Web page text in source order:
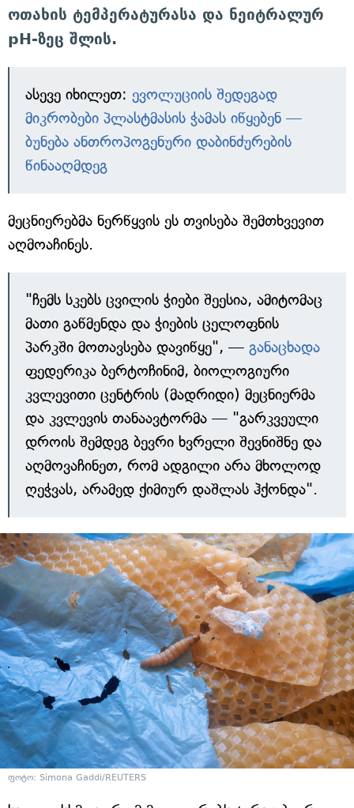
ოთახის ტემპერატურასა და ნეიტრალურ
pH-ზეც შლის.
ასევე იხილეთ: ევოლუციის შედეგად
მიკრობები პლასტმასის ჭამას იწყებენ —
ბუნება ანთროპოგენური დაბინძურების
წინააღმდეგ
მეცნიერებმა ნერწყვის ეს თვისება შემთხვევით
აღმოაჩინეს.
"ჩემს სკებს ცვილის ჭიები შეესია, ამიტომაც
მათი გაწმენდა და ჭიების ცელოფნის
პარკში მოთავსება დავიწყე", — განაცხადა
ფედერიკა ბერტოჩინიმ, ბიოლოგიური
კვლევითი ცენტრის (მადრიდი) მეცნიერმა
და კვლევის თანაავტორმა — "გარკვეული
დროის შემდეგ ბევრი ხვრელი შევნიშნე და
აღმოვაჩინეთ, რომ ადგილი არა მხოლოდ
ღეჭვას, არამედ ქიმიურ დაშლას ჰქონდა".
ფოტო: Simona Gaddi/REUTERS